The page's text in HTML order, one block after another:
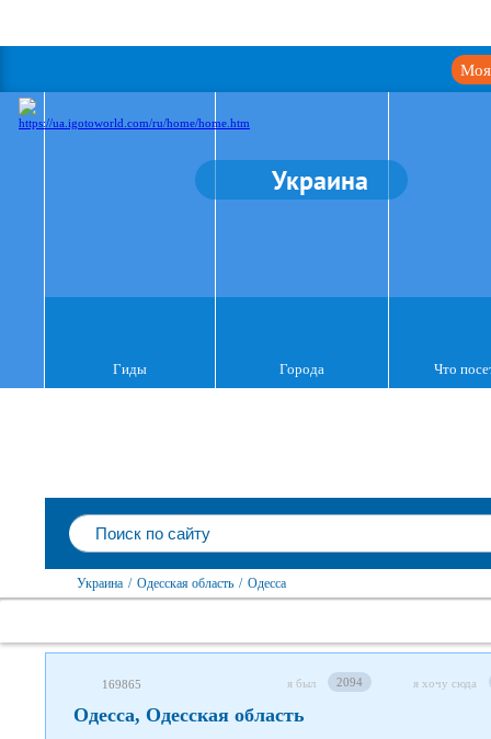
Моя
Украина
Гиды Города Что
Украина / Одесская область / Одесса
169865 я был 2094 я хочу сюда
Одесса, Одесская область